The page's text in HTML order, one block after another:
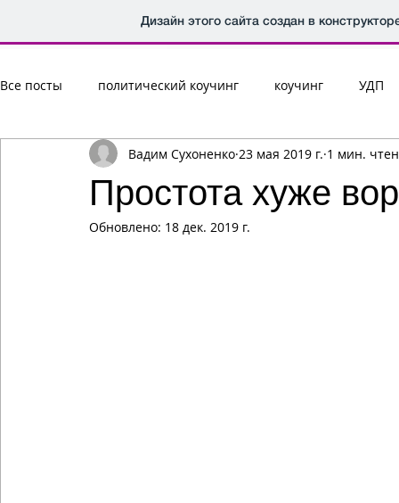
Дизайн этого сайта создан в
Все посты политический коучинг коучинг УДП
Простота хуже
Вадим Сухоненко 23 мая 2019 г. 1 мин.
Обновлено: 18 дек. 2019 г.